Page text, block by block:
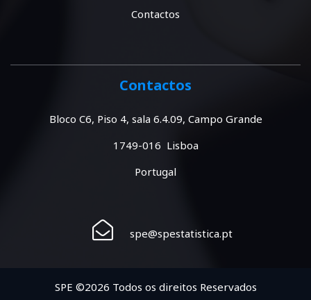
Contactos
Contactos
Bloco C6, Piso 4, sala 6.4.09, Campo Grande
1749-016 Lisboa
Portugal
spe@spestatistica.pt
SPE ©2026 Todos os direitos Reservados